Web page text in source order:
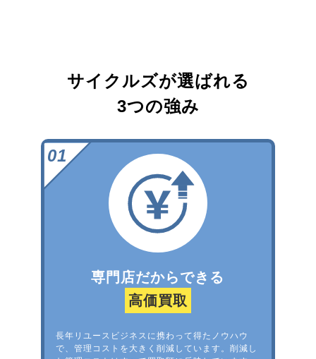
サイクルズが選ばれる
3つの強み
専門店だからできる
高価買取
長年リユースビジネスに携わって得たノウハウ
で、管理コストを大きく削減しています。削減し